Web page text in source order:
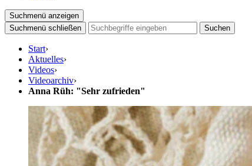
Suchmenü anzeigen
Suchmenü schließen
Suchen
Start›
Aktuelles›
Videos›
Videoarchiv›
Anna Rüh: "Sehr zufrieden"